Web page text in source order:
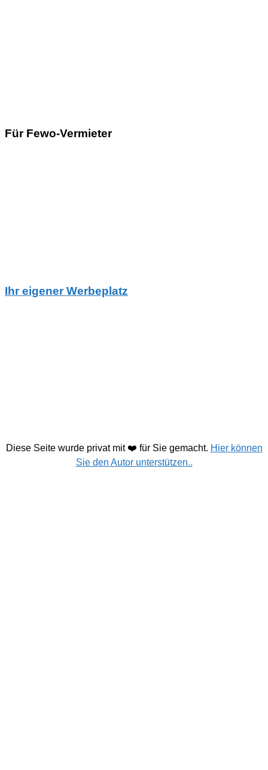
Für Fewo-Vermieter
Ihr eigener Werbeplatz
Diese Seite wurde privat mit ❤️ für Sie gemacht. Hier können
Sie den Autor unterstützen..